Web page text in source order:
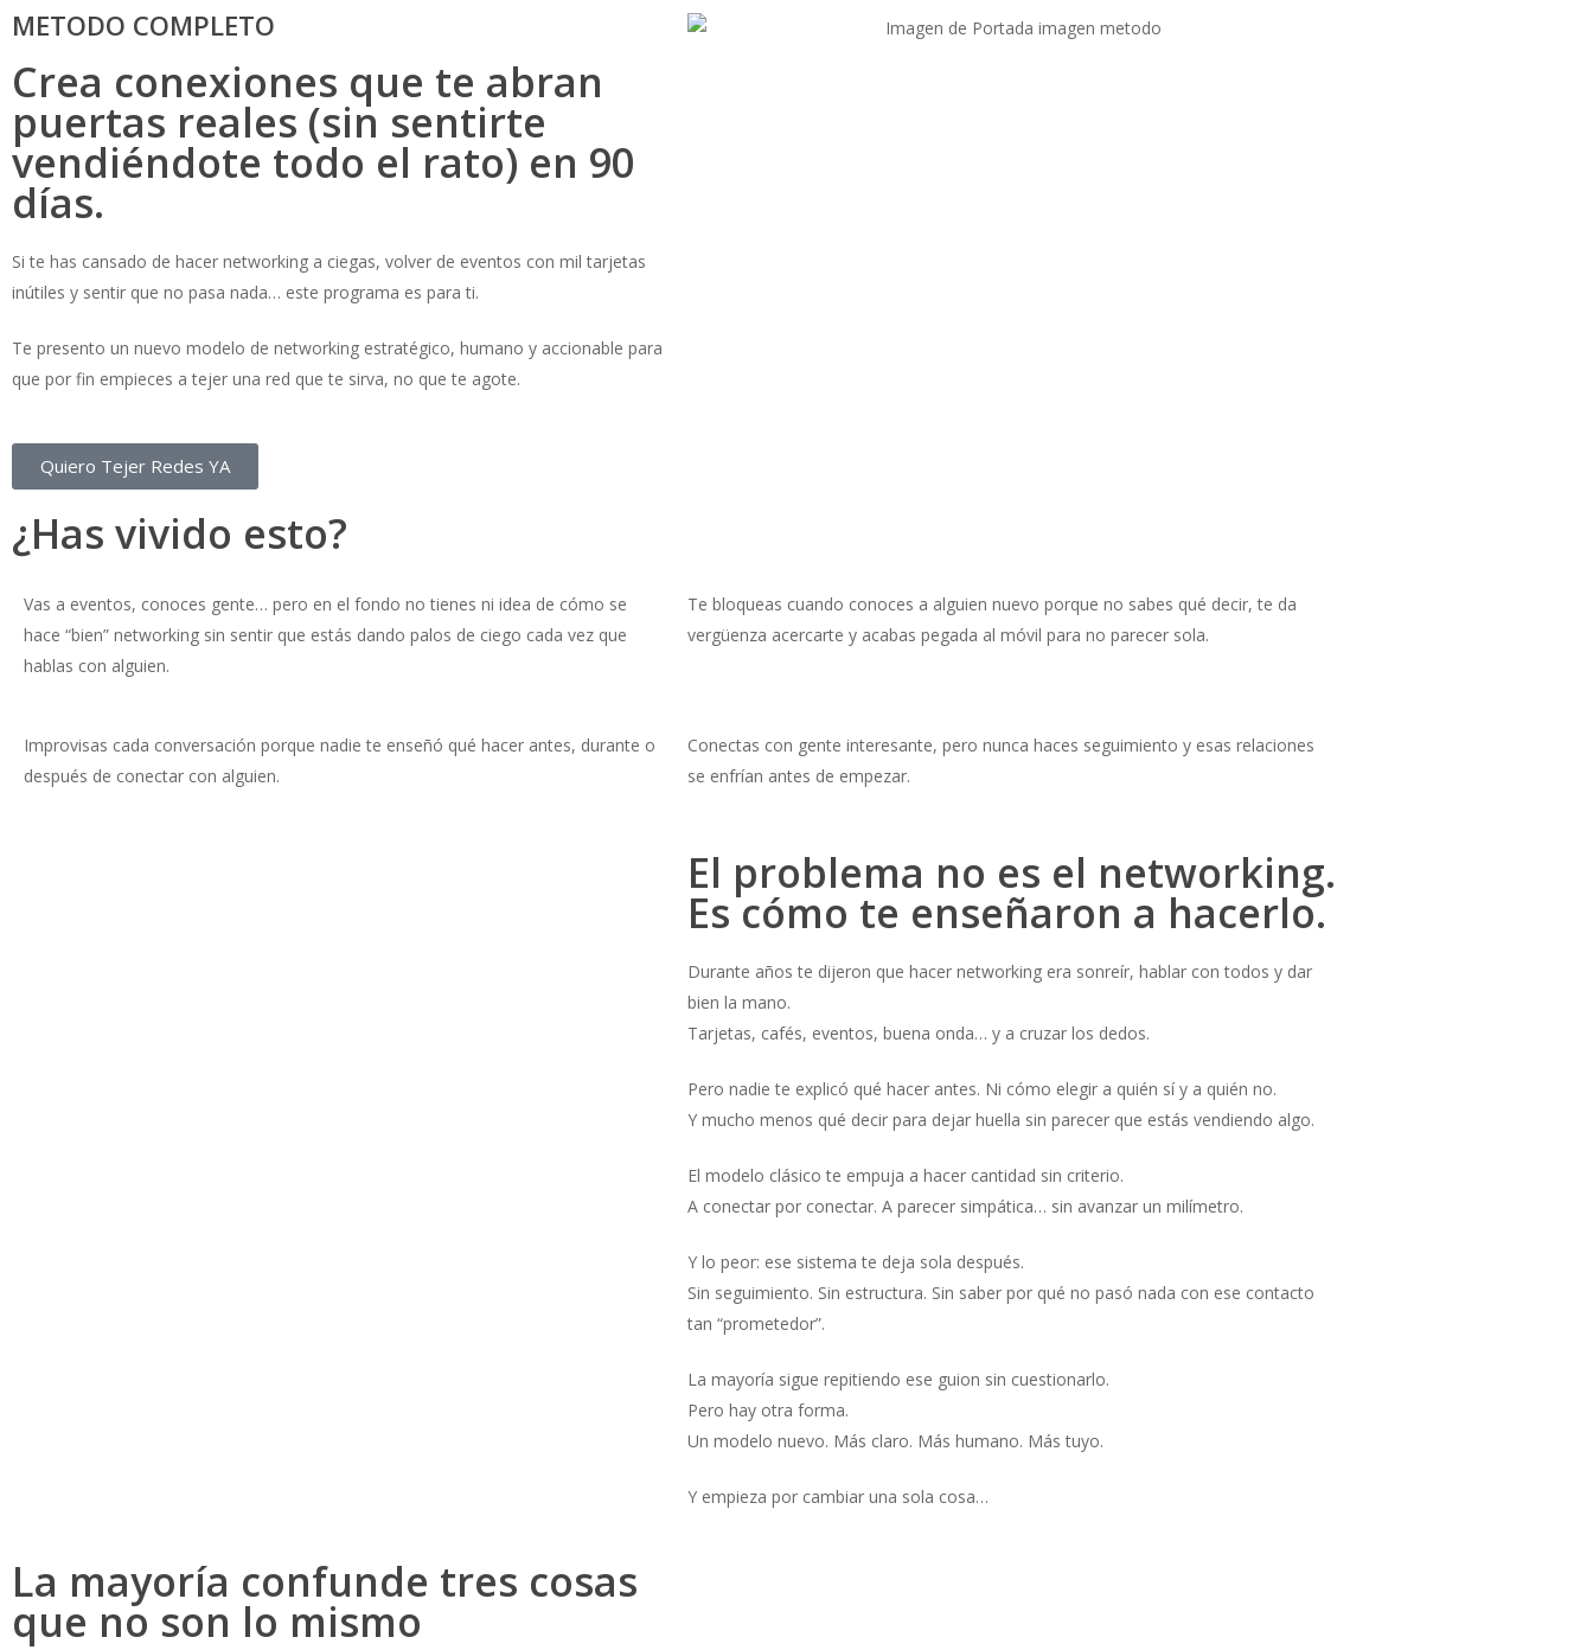
METODO COMPLETO
Crea conexiones que te abran
puertas reales (sin sentirte
vendiéndote todo el rato) en 90
días.
Si te has cansado de hacer networking a ciegas, volver de eventos con mil tarjetas
inútiles y sentir que no pasa nada… este programa es para ti.
Te presento un nuevo modelo de networking estratégico, humano y accionable para
que por fin empieces a tejer una red que te sirva, no que te agote.
Quiero Tejer Redes YA
¿Has vivido esto?
Vas a eventos, conoces gente… pero en el fondo no tienes ni idea de cómo se
hace “bien” networking sin sentir que estás dando palos de ciego cada vez que
hablas con alguien.
Te bloqueas cuando conoces a alguien nuevo porque no sabes qué decir, te da
vergüenza acercarte y acabas pegada al móvil para no parecer sola.
Improvisas cada conversación porque nadie te enseñó qué hacer antes, durante o
después de conectar con alguien.
Conectas con gente interesante, pero nunca haces seguimiento y esas relaciones
se enfrían antes de empezar.
El problema no es el networking.
Es cómo te enseñaron a hacerlo.
Durante años te dijeron que hacer networking era sonreír, hablar con todos y dar
bien la mano.
Tarjetas, cafés, eventos, buena onda… y a cruzar los dedos.
Pero nadie te explicó qué hacer antes. Ni cómo elegir a quién sí y a quién no.
Y mucho menos qué decir para dejar huella sin parecer que estás vendiendo algo.
El modelo clásico te empuja a hacer cantidad sin criterio.
A conectar por conectar. A parecer simpática… sin avanzar un milímetro.
Y lo peor: ese sistema te deja sola después.
Sin seguimiento. Sin estructura. Sin saber por qué no pasó nada con ese contacto
tan “prometedor”.
La mayoría sigue repitiendo ese guion sin cuestionarlo.
Pero hay otra forma.
Un modelo nuevo. Más claro. Más humano. Más tuyo.
Y empieza por cambiar una sola cosa…
La mayoría confunde tres cosas
que no son lo mismo